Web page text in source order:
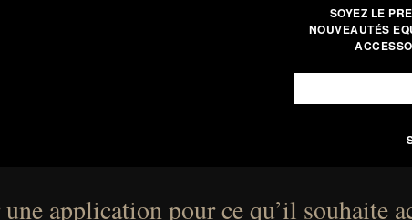
SOYEZ LE
NOUVEAUTÉS
application pour ce qu’il souhaite